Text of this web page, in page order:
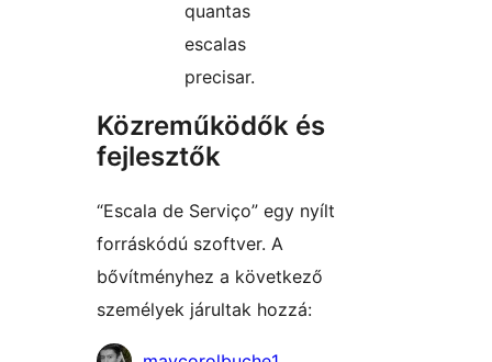
quantas
escalas
precisar.
Közreműködők és
fejlesztők
“Escala de Serviço” egy nyílt
forráskódú szoftver. A
bővítményhez a következő
személyek járultak hozzá: